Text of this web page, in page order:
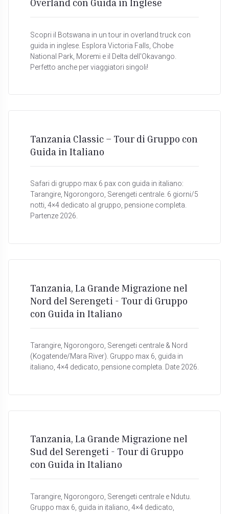
Scopri il Botswana in un tour in overland truck con
guida in inglese. Esplora Victoria Falls, Chobe
National Park, Moremi e il Delta dell'Okavango.
Perfetto anche per viaggiatori singoli!
Tanzania Classic – Tour di Gruppo con
Guida in Italiano
Safari di gruppo max 6 pax con guida in italiano:
Tarangire, Ngorongoro, Serengeti centrale. 6 giorni/5
notti, 4×4 dedicato al gruppo, pensione completa.
Partenze 2026.
Tanzania, La Grande Migrazione nel
Nord del Serengeti - Tour di Gruppo
con Guida in Italiano
Tarangire, Ngorongoro, Serengeti centrale & Nord
(Kogatende/Mara River). Gruppo max 6, guida in
italiano, 4×4 dedicato, pensione completa. Date 2026.
Tanzania, La Grande Migrazione nel
Sud del Serengeti - Tour di Gruppo
con Guida in Italiano
Tarangire, Ngorongoro, Serengeti centrale e Ndutu.
Gruppo max 6, guida in italiano, 4×4 dedicato,